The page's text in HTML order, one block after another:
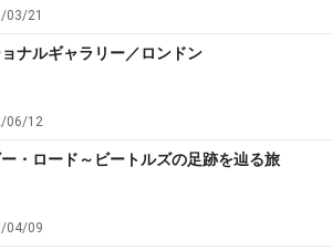
03/21
ナルギャラリー／ロンドン
06/12
・ロード～ビートルズの足跡を辿る旅
04/09